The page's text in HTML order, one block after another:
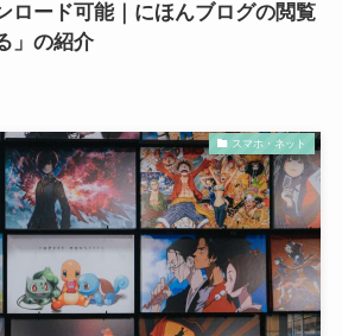
ロード可能｜にほんブログの閲覧
」の紹介
スマホ・ネット